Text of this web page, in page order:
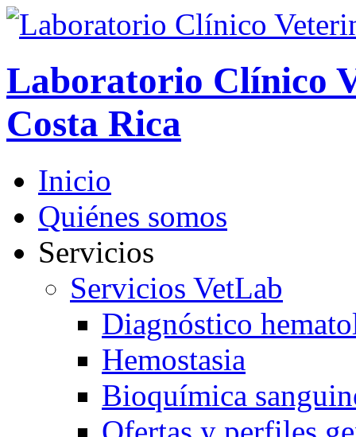
Laboratorio Clínico
Costa Rica
Inicio
Quiénes somos
Servicios
Servicios VetLab
Diagnóstico
Hemostasia
Bioquímica